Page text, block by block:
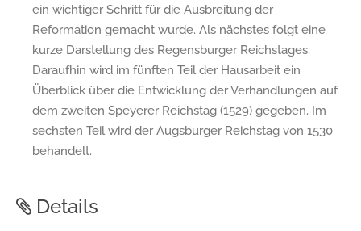
ein wichtiger Schritt für die Ausbreitung der
Reformation gemacht wurde. Als nächstes folgt eine
kurze Darstellung des Regensburger Reichstages.
Daraufhin wird im fünften Teil der Hausarbeit ein
Überblick über die Entwicklung der Verhandlungen auf
dem zweiten Speyerer Reichstag (1529) gegeben. Im
sechsten Teil wird der Augsburger Reichstag von 1530
behandelt.
Details